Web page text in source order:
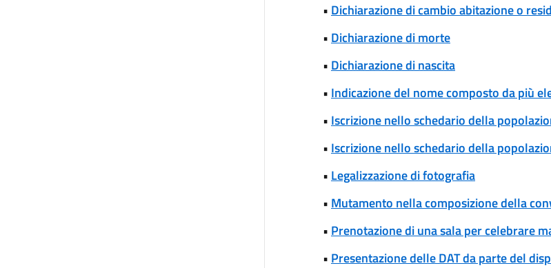
• Dichiarazione di cambio abitazione o
• Dichiarazione di morte
• Dichiarazione di nascita
• Indicazione del nome composto da più
• Iscrizione nello schedario della
• Iscrizione nello schedario della
• Legalizzazione di fotografia
• Mutamento nella composizione della
• Prenotazione di una sala per celebrare
• Presentazione delle DAT da parte del